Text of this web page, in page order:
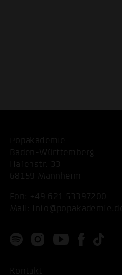
Popakademie
Baden-Württemberg
Hafenstr. 33
68159 Mannheim
Fon: +49 621 53397200
Mail:
Kontakt